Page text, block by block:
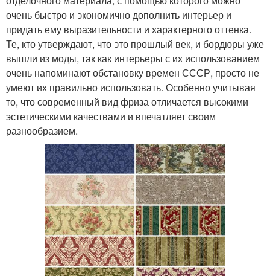
очень быстро и экономично дополнить интерьер и
придать ему выразительности и характерного оттенка.
Те, кто утверждают, что это прошлый век, и бордюры уже
вышли из моды, так как интерьеры с их использованием
очень напоминают обстановку времен СССР, просто не
умеют их правильно использовать. Особенно учитывая
то, что современный вид фриза отличается высокими
эстетическими качествами и впечатляет своим
разнообразием.